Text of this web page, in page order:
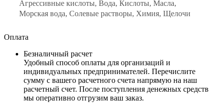
Агрессивные кислоты, Вода, Кислоты, Масла,
Морская вода, Солевые растворы, Химия, Щелочи
Оплата
Безналичный расчет
Удобный способ оплаты для организаций и
индивидуальных предпринимателей. Перечислите
сумму с вашего расчетного счета напрямую на наш
расчетный счет. После поступления денежных средств
мы оперативно отгрузим ваш заказ.